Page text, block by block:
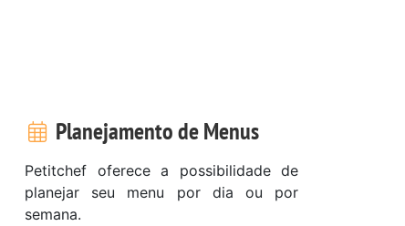
Planejamento de Menus
Petitchef oferece a possibilidade de
planejar seu menu por dia ou por
semana.